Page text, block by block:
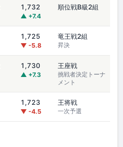
1,732
▲ +7.4
順位戦B級2組
1,725
▼ -5.8
竜王戦2組
昇決
1,730
▲ +7.3
王座戦
挑戦者決定トーナ
メント
1,723
▼ -4.5
王将戦
一次予選